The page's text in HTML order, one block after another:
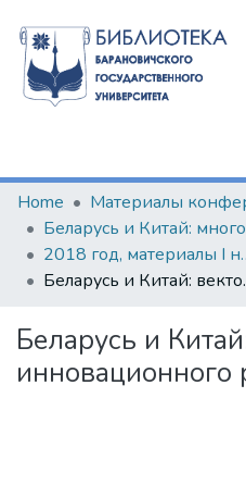
Communities & Collections
All of DSpace
Statistics
Home
2018 год, материалы I научно-
Беларусь
Беларусь и
инновационного